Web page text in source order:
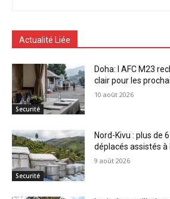
Actualité Liée
Securité
Doha: l AFC M23
clair pour les
10 août 2026
Securité
Nord-Kivu : plus de
déplacés assistés
9 août 2026